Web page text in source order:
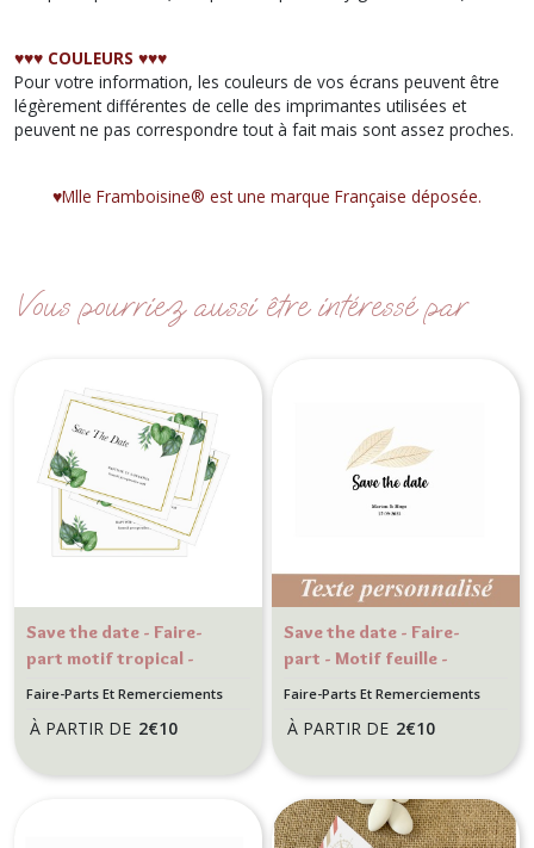
♥︎♥︎♥︎ COULEURS ♥︎♥︎♥︎
Pour votre information, les couleurs de vos écrans peuvent être
légèrement différentes de celle des imprimantes utilisées et
peuvent ne pas correspondre tout à fait mais sont assez proches.
♥︎Mlle Framboisine® est une marque Française déposée.
Vous pourriez aussi être intéressé par
Save the date - Faire-
part motif tropical -
Faire-Parts Et Remerciements
À PARTIR DE 2€10
Save the date - Faire-
part - Motif feuille -
Faire-Parts Et Remerciements
À PARTIR DE 2€10